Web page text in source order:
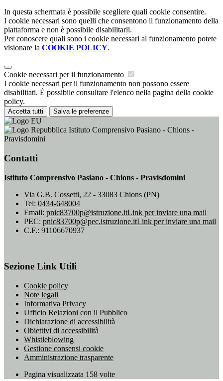
In questa schermata è possibile scegliere quali cookie consentire.
I cookie necessari sono quelli che consentono il funzionamento della
piattaforma e non è possibile disabilitarli.
Per conoscere quali sono i cookie necessari al funzionamento potete
visionare la COOKIE POLICY.
Cookie necessari per il funzionamento
I cookie necessari per il funzionamento non possono essere
disabilitati. È possibile consultare l'elenco nella pagina della cookie
policy.
Accetta tutti Salva le preferenze
Istituto Comprensivo Pasiano - Chions -
Pravisdomini
Contatti
Istituto Comprensivo Pasiano - Chions - Pravisdomini
Via G.B. Cossetti, 22 - 33083 Chions (PN)
Tel: 0434-648004
Email: pnic83700p@istruzione.itLink per inviare una mail
PEC: pnic83700p@pec.istruzione.itLink per inviare una mail
C.F.: 91106670937
Sezione Link Utili
Cookie policy
Note legali
Informativa Privacy
Ufficio Relazioni con il Pubblico
Dichiarazione di accessibilità
Obiettivi di accessibilità
Whistleblowing
Gestione consensi cookie
Amministrazione trasparente
Pagina visualizzata 158 volte